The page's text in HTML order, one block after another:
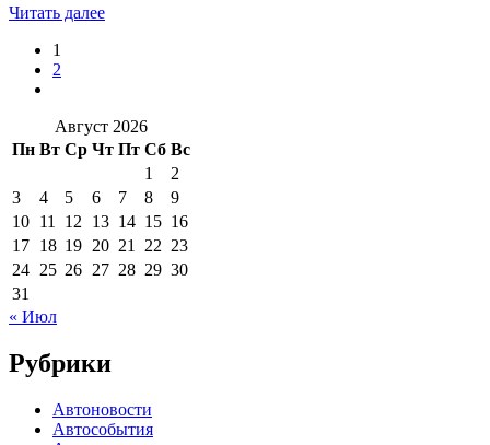
Читать далее
1
2
Август 2026
Пн Вт Ср Чт Пт Сб Вс
1
2
3
4 5 6 7 8
9
10 11 12 13 14 15 16
17 18 19 20 21 22 23
24 25 26 27 28 29 30
31
« Июл
Рубрики
Автоновости
Автособытия